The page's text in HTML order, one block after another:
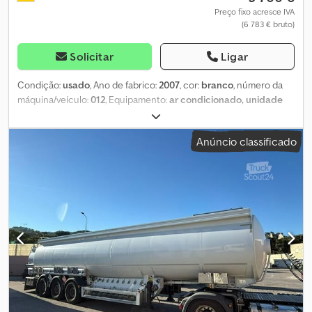
Preço fixo acresce IVA
(6 783 € bruto)
Solicitar Ligar
Condição:usado, Ano de fabrico: 2007, cor: branco, número da
máquina/veículo:012 , Equipamento:ar condicionado, unidade
, Prezados Senhores, Agradecemos o seu
interesse em nosso anúncio. Somos uma empresa renomada e
certificada localizada no Porto de Hamburgo, especializada em
peças sobressalentes – conosco, você está no endereço certo!
King de 40 pés, ano de fabricação 2001. O contêiner deixa nosso
depósito: - revisado recentemente, com PTI aprovado
(funcionamento totalmente verificado e certificado pela nossa
equipe especializada) - Certificação CSC válida; à prova de vento
e água - Faixa de temperatura ajustável de -30⁰C até +30⁰C (ideal
tanto para mercadorias que precisam de refrigeração quanto
para aquelas que devem ser mantidas aquecidas) - Contêiner
refrigerado pronto para uso imediato - O isolamento apresenta,
Anúncio classificado